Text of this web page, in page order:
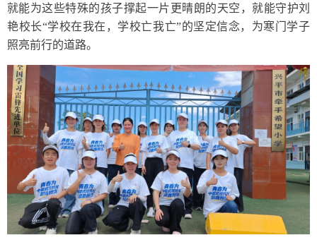
就能为这些特殊的孩子撑起一片更晴朗的天空，就能守护刘
艳校长“学校在我在，学校亡我亡”的坚定信念，为寒门学子
照亮前行的道路。